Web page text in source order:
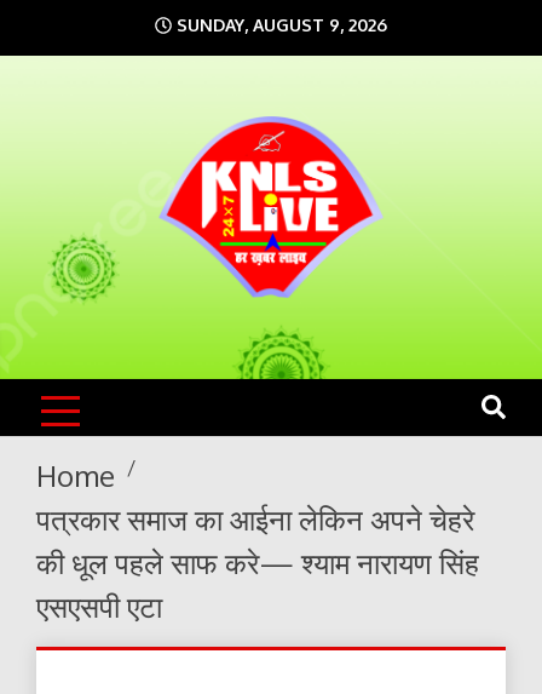
to
SUNDAY, AUGUST 9, 2026
KNLS LIVE
India`s No.1 News Portal
Home
पत्रकार समाज का आईना लेकिन अपने चेहरे
की धूल पहले साफ करे— श्याम नारायण सिंह
एसएसपी एटा